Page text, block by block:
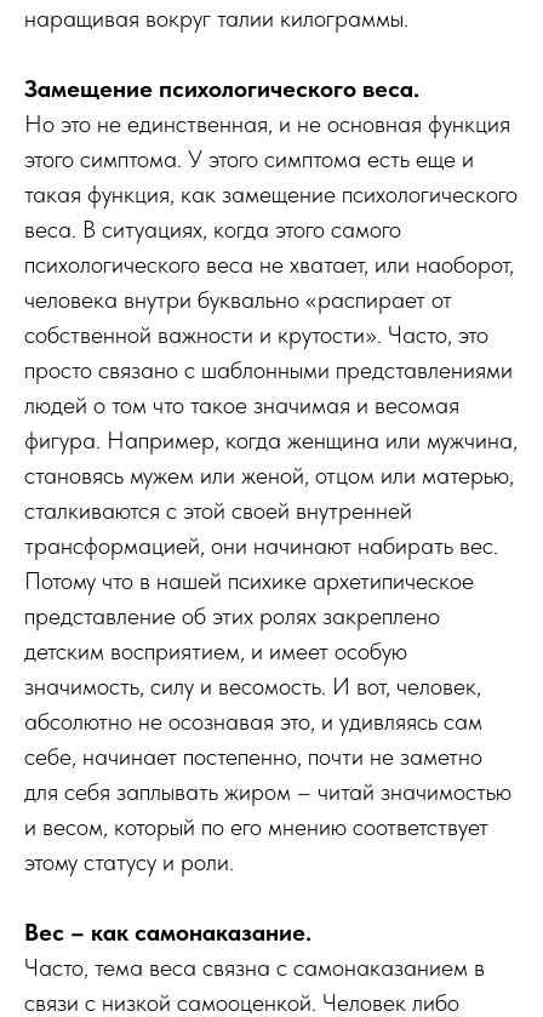
наращивая вокруг талии килограммы.
Замещение психологического веса.
Но это не единственная, и не основная функция
этого симптома. У этого симптома есть еще и
такая функция, как замещение психологического
веса. В ситуациях, когда этого самого
психологического веса не хватает, или наоборот,
человека внутри буквально «распирает от
собственной важности и крутости». Часто, это
просто связано с шаблонными представлениями
людей о том что такое значимая и весомая
фигура. Например, когда женщина или мужчина,
становясь мужем или женой, отцом или матерью,
сталкиваются с этой своей внутренней
трансформацией, они начинают набирать вес.
Потому что в нашей психике архетипическое
представление об этих ролях закреплено
детским восприятием, и имеет особую
значимость, силу и весомость. И вот, человек,
абсолютно не осознавая это, и удивляясь сам
себе, начинает постепенно, почти не заметно
для себя заплывать жиром – читай значимостью
и весом, который по его мнению соответствует
этому статусу и роли.
Вес – как самонаказание.
Часто, тема веса связна с самонаказанием в
связи с низкой самооценкой. Человек либо